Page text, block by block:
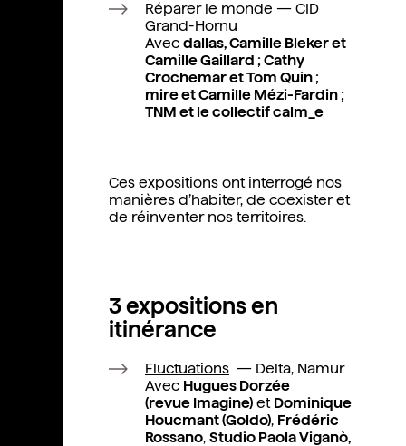
Réparer le monde — CID
Grand-Hornu
Avec dallas, Camille Bleker et
Camille Gaillard ; Cathy
Crochemar et Tom Quin ;
mire et Camille Mézi-Fardin ;
TNM et le collectif calm_e
Ces expositions ont interrogé nos
manières d’habiter, de coexister et
de réinventer nos territoires.
3 expositions en
itinérance
Fluctuations — Delta, Namur
Avec Hugues Dorzée
(revue Imagine) et Dominique
Houcmant (Goldo), Frédéric
Rossano, Studio Paola Viganò,